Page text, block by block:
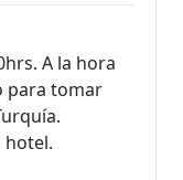
A la hora
para tomar
hotel.